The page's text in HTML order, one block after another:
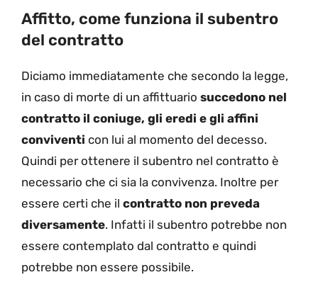
Affitto, come funziona il subentro
del contratto
Diciamo immediatamente che secondo la legge,
in caso di morte di un affittuario succedono nel
contratto il coniuge, gli eredi e gli affini
conviventi con lui al momento del decesso.
Quindi per ottenere il subentro nel contratto è
necessario che ci sia la convivenza. Inoltre per
essere certi che il contratto non preveda
diversamente. Infatti il subentro potrebbe non
essere contemplato dal contratto e quindi
potrebbe non essere possibile.